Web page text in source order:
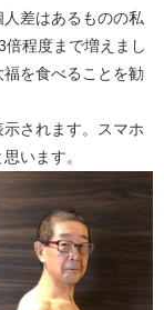
差はあるものの私
程度まで増えまし
を食べることを勧
されます。スマホ
います。